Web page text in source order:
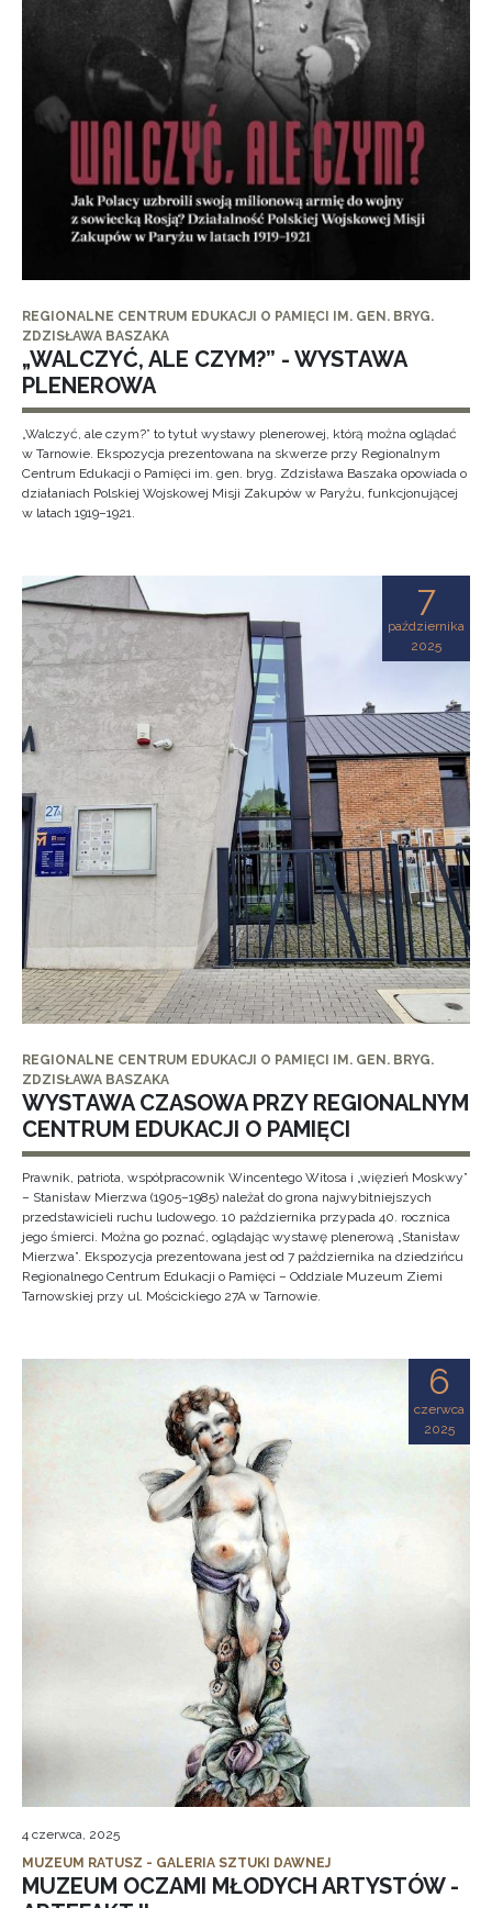
REGIONALNE CENTRUM EDUKACJI O PAMIĘCI IM. GEN. BRYG.
ZDZISŁAWA BASZAKA
„WALCZYĆ, ALE CZYM?” - WYSTAWA
PLENEROWA
„Walczyć, ale czym?” to tytuł wystawy plenerowej, którą można oglądać
w Tarnowie. Ekspozycja prezentowana na skwerze przy Regionalnym
Centrum Edukacji o Pamięci im. gen. bryg. Zdzisława Baszaka opowiada o
działaniach Polskiej Wojskowej Misji Zakupów w Paryżu, funkcjonującej
w latach 1919–1921.
7
października
2025
REGIONALNE CENTRUM EDUKACJI O PAMIĘCI IM. GEN. BRYG.
ZDZISŁAWA BASZAKA
WYSTAWA CZASOWA PRZY REGIONALNYM
CENTRUM EDUKACJI O PAMIĘCI
Prawnik, patriota, współpracownik Wincentego Witosa i „więzień Moskwy”
– Stanisław Mierzwa (1905–1985) należał do grona najwybitniejszych
przedstawicieli ruchu ludowego. 10 października przypada 40. rocznica
jego śmierci. Można go poznać, oglądając wystawę plenerową „Stanisław
Mierzwa”. Ekspozycja prezentowana jest od 7 października na dziedzińcu
Regionalnego Centrum Edukacji o Pamięci – Oddziale Muzeum Ziemi
Tarnowskiej przy ul. Mościckiego 27A w Tarnowie.
6
czerwca
2025
4 czerwca, 2025
MUZEUM RATUSZ - GALERIA SZTUKI DAWNEJ
MUZEUM OCZAMI MŁODYCH ARTYSTÓW -